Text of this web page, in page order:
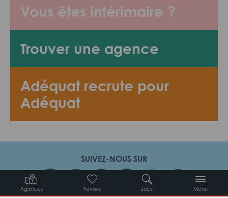
Agences Favoris Jobs Menu
Vous êtes intérimaire ?
Trouver une agence
Adéquat recrute pour
Adéquat
SUIVEZ-NOUS SUR